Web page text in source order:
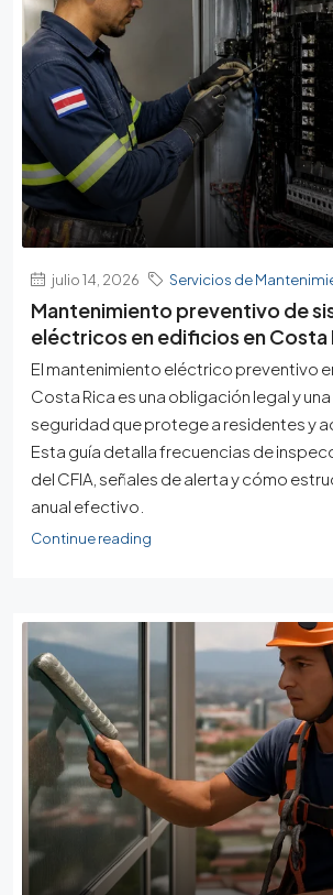
julio 14, 2026 Servicios de
Mantenimiento preventivo de
eléctricos en edificios en Costa
El mantenimiento eléctrico preventivo
Costa Rica es una obligación legal y
seguridad que protege a residentes y
Esta guía detalla frecuencias de
del CFIA, señales de alerta y cómo
anual efectivo.
Continue reading